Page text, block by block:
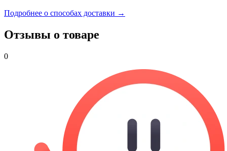
Подробнее о способах доставки →
Отзывы о товаре
0